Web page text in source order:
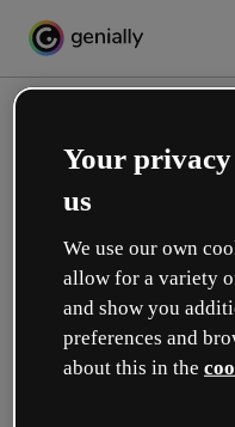
Inicia
Your
us
We use our own
allow for a variety
and show you
preferences and
about this in the